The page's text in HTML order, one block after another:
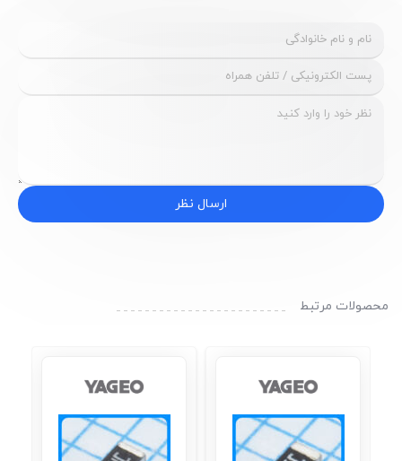
ارسال نظر
محصولات مرتبط